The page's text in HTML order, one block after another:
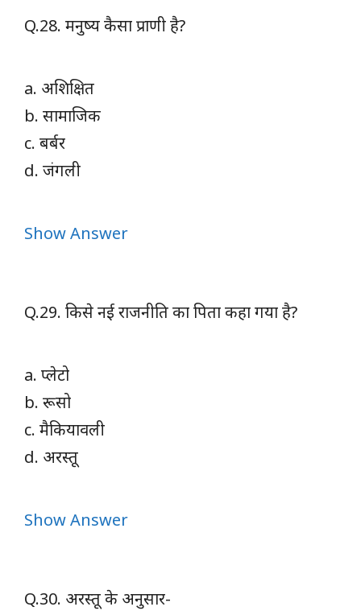
Q.28. मनुष्य कैसा प्राणी है?
a. अशिक्षित
b. सामाजिक
c. बर्बर
d. जंगली
Show Answer
Q.29. किसे नई राजनीति का पिता कहा गया है?
a. प्लेटो
b. रूसो
c. मैकियावली
d. अरस्तू
Show Answer
Q.30. अरस्तू के अनुसार-